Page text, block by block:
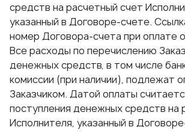
средств на расчетный счет
указанный в Договоре-счете.
номер Договора-счета при оплате
Все расходы по перечислению
денежных средств, в том числе
комиссии (при наличии), подлежат
Заказчиком. Датой оплаты
поступления денежных средств на
Исполнителя, указанный в